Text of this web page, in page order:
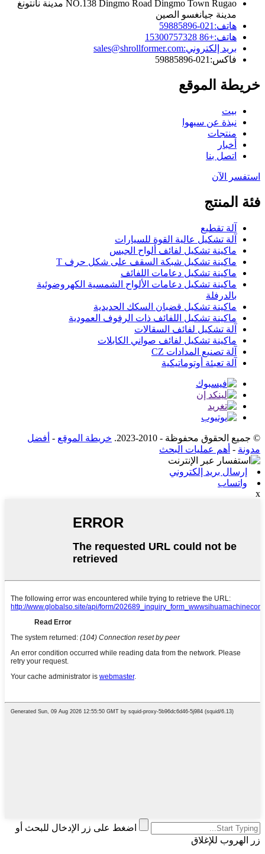
NO.138 Dingmo Road Dingmo Town Rugao مدينة نانتونغ
مدينة جيانغسو الصين
هاتف: 021-59885896
هاتف:+86 15300757328
بريد إلكتروني:sales@shrollformer.com
فاكس: 021-59885896
خريطة الموقع
بيت
نبذة عن سيهوا
منتجات
أخبار
اتصل بنا
استفسر الآن
فئة المنتج
آلة تقطيع
آلة تشكيل عالية القوة للسيارات
ماكينة تشكيل لفائف ألواح الجبس
ماكينة تشكيل شبكة السقف على شكل حرف T
ماكينة تشكيل دعامات اللفائف
ماكينة تشكيل دعامات الألواح الشمسية الكهروضوئية
بالدرفلة
ماكينة تشكيل قضبان السكك الحديدية
ماكينة تشكيل اللفائف ذات الرفوف العمودية
آلة تشكيل لفائف السقالات
ماكينة تشكيل لفائف صواني الكابلات
آلة تصنيع المدادات CZ
آلة تعبئة أوتوماتيكية
© جميع الحقوق محفوظة - 2010-2023. خريطة الموقع - أفضل
مدونة - أهم عمليات البحث
إرسال بريد إلكتروني
واتساب
x
اضغط على زر الإدخال للبحث أو
زر الهروب للإغلاق